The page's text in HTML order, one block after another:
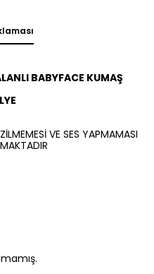
BABYFACE KUMAŞ
VE SES YAPMAMASI